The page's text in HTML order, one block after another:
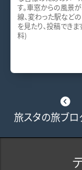
す。車窓からの風景
線、変わった駅などの
を見たり、投稿できま
料)
旅スタの旅ブ